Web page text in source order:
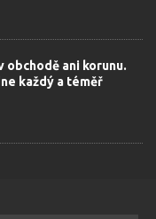
obchodě ani korunu.
každý a téměř